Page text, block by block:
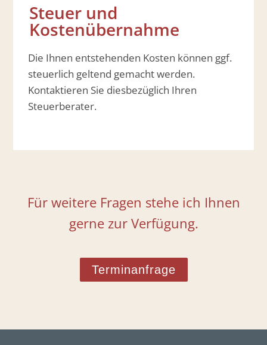
Steuer und
Kostenübernahme
Die Ihnen entstehenden Kosten können ggf.
steuerlich geltend gemacht werden.
Kontaktieren Sie diesbezüglich Ihren
Steuerberater.
Für weitere Fragen stehe ich Ihnen
gerne zur Verfügung.
Terminanfrage